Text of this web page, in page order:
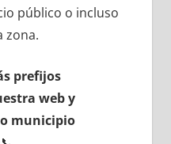
público ο incluso
zona.
prefijos
web у
municipio